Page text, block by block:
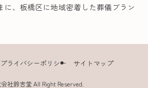
に、板橋区に地域密着した葬儀ブラン
プライバシーポリシー サイトマップ
社鈴吉堂 All Right Reserved.